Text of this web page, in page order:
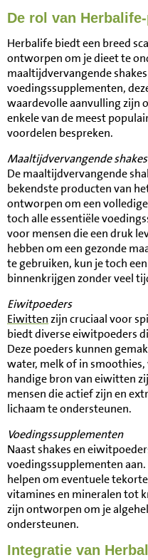
De rol van
Herbalife biedt een breed
ontworpen om je dieet te
maaltijdvervangende
voedingssupplementen,
waardevolle aanvulling zijn
enkele van de meest
voordelen bespreken.
Maaltijdvervangende shakes
De maaltijdvervangende
bekendste producten van
ontworpen om een
toch alle essentiële
voor mensen die een druk
hebben om een gezonde
te gebruiken, kun je toch
binnenkrijgen zonder veel
Eiwitpoeders
Eiwittenzijn cruciaal voor
biedt diverse eiwitpoeders
Deze poeders kunnen
water, melk of in
handige bron van eiwitten
mensen die actief zijn en
lichaam te ondersteunen.
Voedingssupplementen
Naast shakes en
voedingssupplementen
helpen om eventuele
vitamines en mineralen tot
zijn ontworpen om je
ondersteunen.
Integratie van